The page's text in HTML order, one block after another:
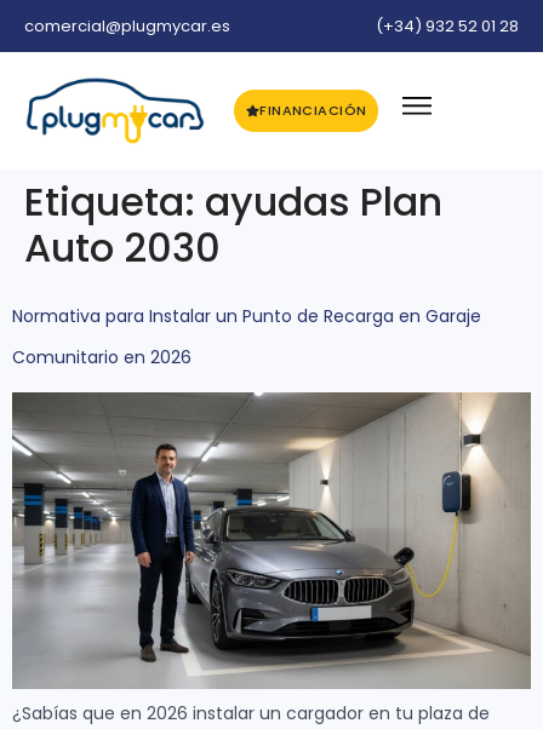
comercial@plugmycar.es (+34) 932 52 01 28
FINANCIACIÓN
Etiqueta: ayudas Plan
Auto 2030
Normativa para Instalar un Punto de Recarga en Garaje
Comunitario en 2026
¿Sabías que en 2026 instalar un cargador en tu plaza de